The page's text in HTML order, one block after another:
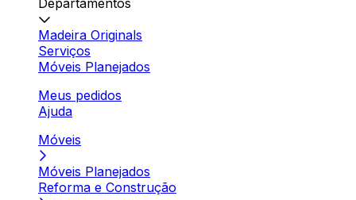
Departamentos
Madeira Originals
Serviços
Móveis Planejados
Meus pedidos
Ajuda
Móveis
Móveis Planejados
Reforma e Construção